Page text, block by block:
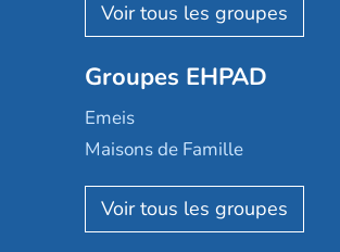
Les Résidentiels
Mobicap
Domusvi
Happy Senior
Aquarelia
Nexity edenea
Groupes EHPAD
Emeis
Maisons de Famille
Korian
Emera